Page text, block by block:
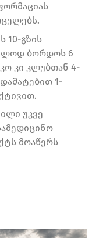
10-გზის
ბორდოს 6
კი კლუბთან 4-
1-
უკვე
მოაწერს